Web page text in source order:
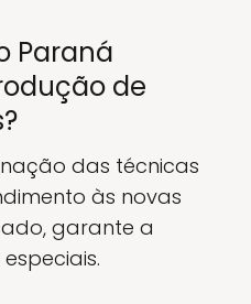
Paraná
de
das técnicas
às novas
garante a